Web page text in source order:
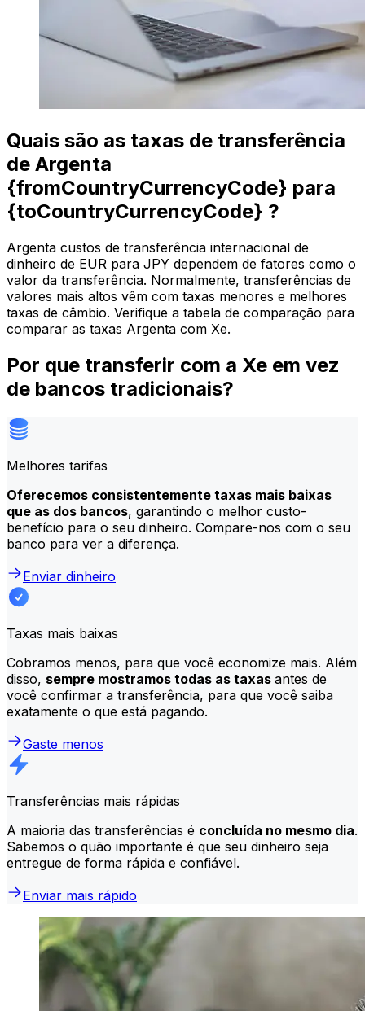
Quais são as taxas de transferência
de Argenta
{fromCountryCurrencyCode} para
{toCountryCurrencyCode} ?
Argenta custos de transferência internacional de
dinheiro de EUR para JPY dependem de fatores como o
valor da transferência. Normalmente, transferências de
valores mais altos vêm com taxas menores e melhores
taxas de câmbio. Verifique a tabela de comparação para
comparar as taxas Argenta com Xe.
Por que transferir com a Xe em vez
de bancos tradicionais?
Melhores tarifas
Oferecemos consistentemente taxas mais baixas
que as dos bancos, garantindo o melhor custo-
benefício para o seu dinheiro. Compare-nos com o seu
banco para ver a diferença.
Enviar dinheiro
Taxas mais baixas
Cobramos menos, para que você economize mais. Além
disso, sempre mostramos todas as taxas antes de
você confirmar a transferência, para que você saiba
exatamente o que está pagando.
Gaste menos
Transferências mais rápidas
A maioria das transferências é concluída no mesmo dia.
Sabemos o quão importante é que seu dinheiro seja
entregue de forma rápida e confiável.
Enviar mais rápido